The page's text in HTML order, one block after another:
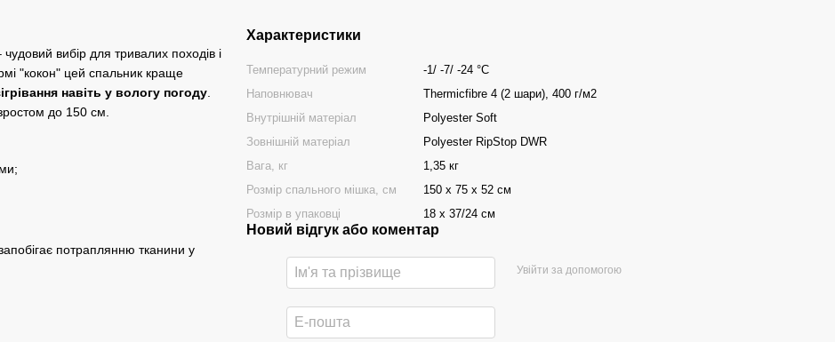
вибір для тривалих походів і
"кокон" цей спальник краще
навіть у вологу погоду
до 150 см.
запобігає потраплянню тканини у
Характеристики
Температурний режим
-1/ -7/ -24 °С
Наповнювач
Thermicfibre 4 (2 шари), 400 г/м2
Внутрішній матеріал
Polyester Soft
Зовнішній матеріал
Polyester RipStop DWR
Вага, кг
1,35 кг
Розмір спального мішка, см
150 х 75 х 52 см
Розмір в упаковці
18 х 37/24 см
Новий відгук або коментар
Увійти за допомогою